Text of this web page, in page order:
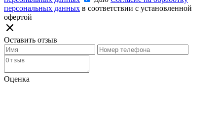
персональных данных в соответствии с установленной
офертой
Оставить отзыв
Оценка